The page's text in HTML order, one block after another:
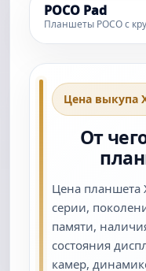
POCO Pad
Планшеты POCO с
Цена выкупа
От
Цена планшета
серии,
памяти,
состояния
камер,